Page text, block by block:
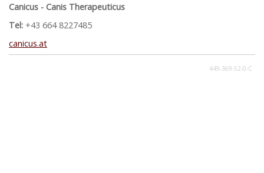
Canicus - Canis Therapeuticus
Tel: ‭+43 664 8227485‬
canicus.at
449-369-52-0-C